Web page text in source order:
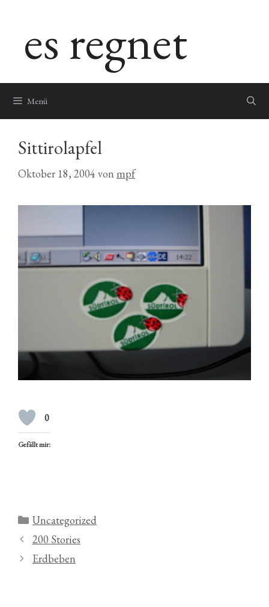
springenes regnet
Menü
Sittirolapfel
Oktober 18, 2004 von mpf
0
Gefällt mir:
Kategorien
Uncategorized
200 Stories
Erdbeben